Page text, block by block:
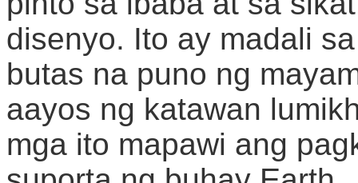
disenyo. Ito ay madali
butas na puno ng
aayos ng katawan
mga ito mapawi ang